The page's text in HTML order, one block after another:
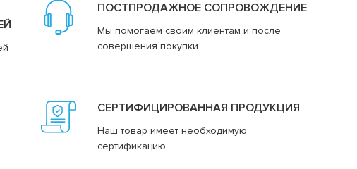
ПОСТПРОДАЖНОЕ СОПРОВОЖДЕНИЕ
Мы помогаем своим клиентам и после
совершения покупки
СЕРТИФИЦИРОВАННАЯ ПРОДУКЦИЯ
Наш товар имеет необходимую
сертификацию